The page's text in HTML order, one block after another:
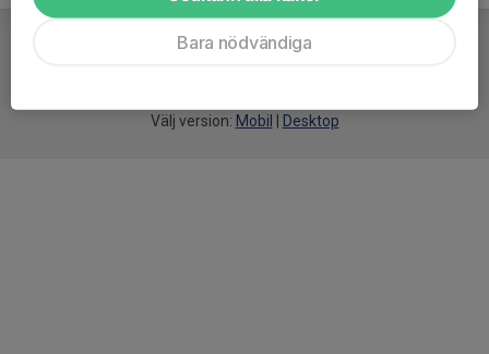
Välj version: Mobil Desktop
Bara nödvändiga